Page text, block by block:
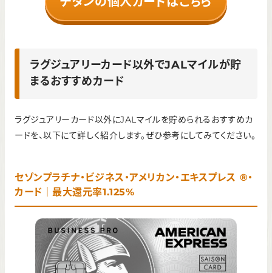
ラグジュアリーカード以外でJALマイルが貯
まるおすすめカード
ラグジュアリーカード以外にJALマイルを貯められるおすすめカ
ードを、以下にて詳しく紹介します。ぜひ参考にしてみてください。
セゾンプラチナ・ビジネス・アメリカン・エキスプレス ®・
カード｜最大還元率1.125%